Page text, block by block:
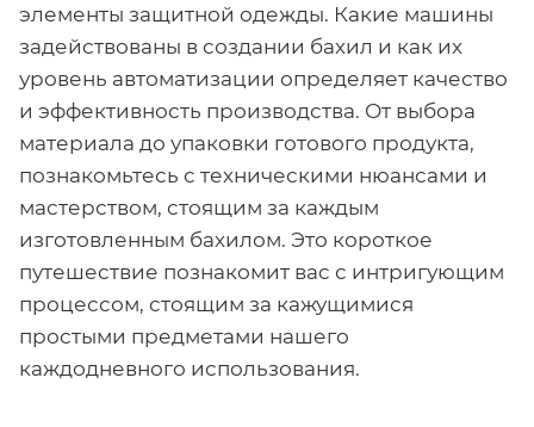
элементы защитной одежды. Какие машины
задействованы в создании бахил и как их
уровень автоматизации определяет качество
и эффективность производства. От выбора
материала до упаковки готового продукта,
познакомьтесь с техническими нюансами и
мастерством, стоящим за каждым
изготовленным бахилом. Это короткое
путешествие познакомит вас с интригующим
процессом, стоящим за кажущимися
простыми предметами нашего
каждодневного использования.